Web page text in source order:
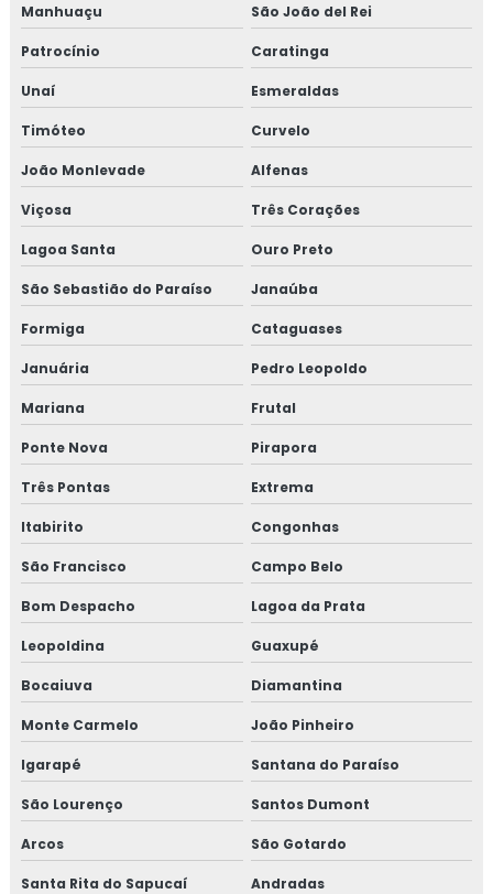
Curso de 5s para empresas
Curso auditor interno fssc 22000
Curso de auditor interno iso
Curso auditor interno iso 14001
Curso de auditor interno iso 9001
Curso de auditor iso 9001
Curso de boas práticas de fabricação
Curso de bpf
Curso de bpf para indústria de alimentos
Curso fssc
Curso fssc 22000 online
Curso gerenciamento de resíduos
Curso de gerenciamento de resíduos sólidos
Curso de gestão de resíduos
Curso gmp para transportadoras
Curso iso 17025 online
Curso de rotulagem nutricional
Manhuaçu São João del Rei
Patrocínio Caratinga
Unaí Esmeraldas
Timóteo Curvelo
João Monlevade Alfenas
Viçosa Três Corações
Lagoa Santa Ouro Preto
São Sebastião do Paraíso Janaúba
Formiga Cataguases
Januária Pedro Leopoldo
Mariana Frutal
Ponte Nova Pirapora
Três Pontas Extrema
Itabirito Congonhas
São Francisco Campo Belo
Bom Despacho Lagoa da Prata
Leopoldina Guaxupé
Bocaiuva Diamantina
Monte Carmelo João Pinheiro
Igarapé Santana do Paraíso
São Lourenço Santos Dumont
Arcos São Gotardo
Santa Rita do Sapucaí Andradas